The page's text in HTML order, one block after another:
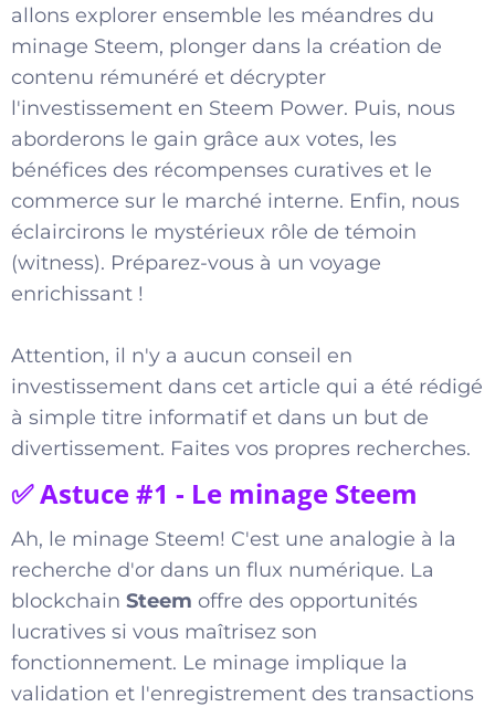
allons explorer ensemble les méandres du
minage Steem, plonger dans la création de
contenu rémunéré et décrypter
l'investissement en Steem Power. Puis, nous
aborderons le gain grâce aux votes, les
bénéfices des récompenses curatives et le
commerce sur le marché interne. Enfin, nous
éclaircirons le mystérieux rôle de témoin
(witness). Préparez-vous à un voyage
enrichissant !
Attention, il n'y a aucun conseil en
investissement dans cet article qui a été rédigé
à simple titre informatif et dans un but de
divertissement. Faites vos propres recherches.
✅ Astuce #1 - Le minage Steem
Ah, le minage Steem! C'est une analogie à la
recherche d'or dans un flux numérique. La
blockchain Steem offre des opportunités
lucratives si vous maîtrisez son
fonctionnement. Le minage implique la
validation et l'enregistrement des transactions